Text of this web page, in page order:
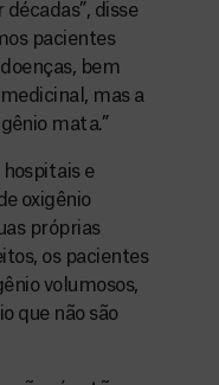
disse
pacientes
bem
mas a
mata.”
e
oxigênio
próprias
os pacientes
volumosos,
que não são